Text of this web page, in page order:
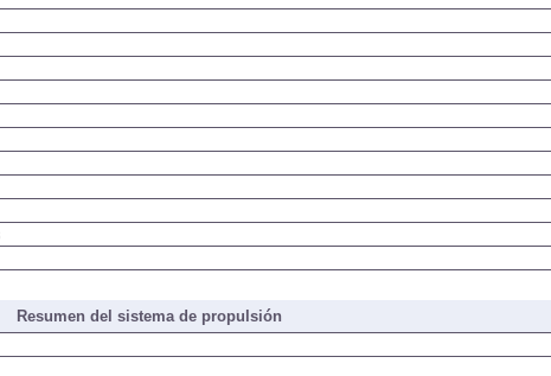
Resumen del sistema de propulsión